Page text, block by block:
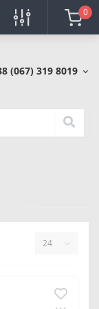
0
(067) 319 8019